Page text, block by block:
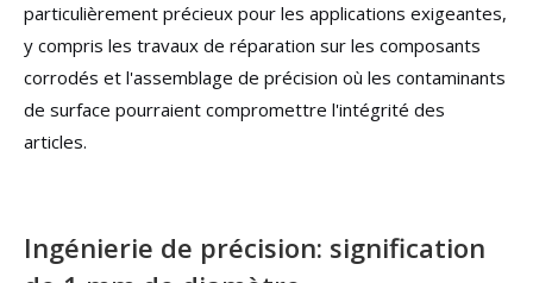
particulièrement précieux pour les applications exigeantes,
y compris les travaux de réparation sur les composants
corrodés et l'assemblage de précision où les contaminants
de surface pourraient compromettre l'intégrité des
articles.
Ingénierie de précision: signification